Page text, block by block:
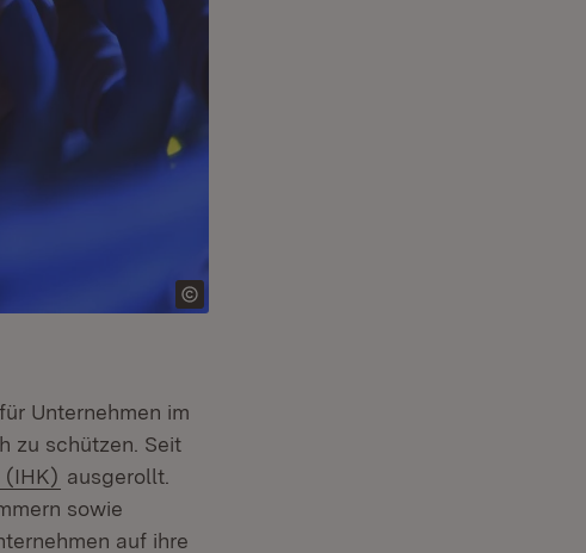
Unternehmen im
zu schützen. Seit
(IHK) (Öffnet in neuem Fenster)
ausgerollt.
sowie
auf ihre